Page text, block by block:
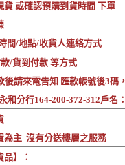
或確認預購到貨時間 下單
間/地點/收貨人連絡方式
/貨到付款 等方式
後請來電告知 匯款帳號後3碼
和分行164-200-372-312戶名
為主 沒有分送樓層之服務
】：